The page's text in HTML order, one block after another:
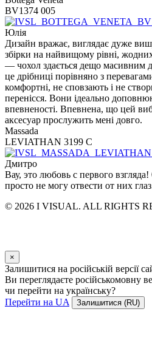
BV1374 005
Юлія
Дизайн вражає, виглядає дуже
збірки на найвищому рівні,
— чохол здається дещо масивним
це дрібниці порівняно з
комфортні, не сповзають і не
перенісся. Вони ідеально
впевненості. Впевнена, що цей
аксесуар прослужить мені довго.
Massada
LEVIATHAN 3199 C
Дмитро
Вау, это любовь с первого
просто не могу отвести от них
© 2026 I VISUAL. ALL RIGHTS
×
Залишитися на російській версії
Ви переглядаєте російськомовну
чи перейти на українську?
Перейти на UA
Залишитися (RU)